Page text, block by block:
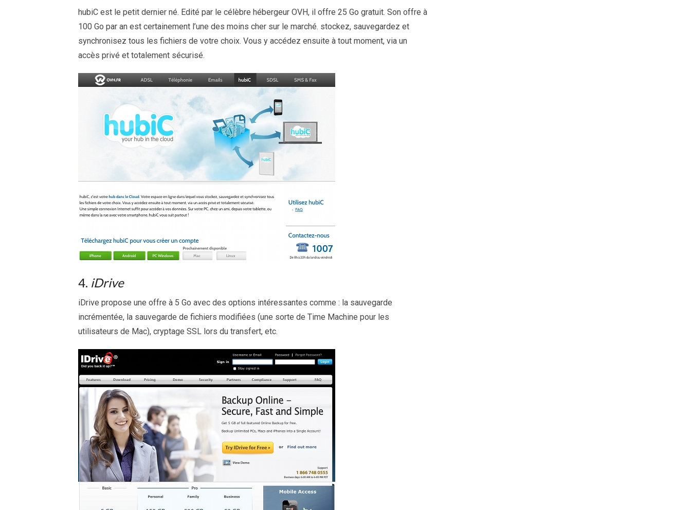
hubiC est le petit dernier né. Edité par le célèbre hébergeur OVH, il offre 25 Go gratuit. Son offre à
100 Go par an est certainement l’une des moins cher sur le marché. stockez, sauvegardez et
synchronisez tous les fichiers de votre choix. Vous y accédez ensuite à tout moment, via un
accès privé et totalement sécurisé.
4. iDrive
iDrive propose une offre à 5 Go avec des options intéressantes comme : la sauvegarde
incrémentée, la sauvegarde de fichiers modifiées (une sorte de Time Machine pour les
utilisateurs de Mac), cryptage SSL lors du transfert, etc.